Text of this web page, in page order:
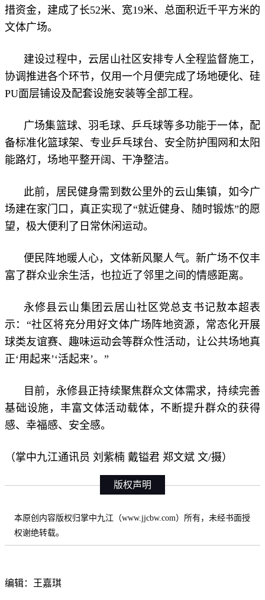
措资金，建成了长52米、宽19米、总面积近千平方米的
文体广场。
建设过程中，云居山社区安排专人全程监督施工，
协调推进各个环节，仅用一个月便完成了场地硬化、硅
PU面层铺设及配套设施安装等全部工程。
广场集篮球、羽毛球、乒乓球等多功能于一体，配
备标准化篮球架、专业乒乓球台、安全防护围网和太阳
能路灯，场地平整开阔、干净整洁。
此前，居民健身需到数公里外的云山集镇，如今广
场建在家门口，真正实现了“就近健身、随时锻炼”的愿
望，极大便利了日常休闲运动。
便民阵地暖人心，文体新风聚人气。新广场不仅丰
富了群众业余生活，也拉近了邻里之间的情感距离。
永修县云山集团云居山社区党总支书记敖本超表
示：“社区将充分用好文体广场阵地资源，常态化开展
球类友谊赛、趣味运动会等群众性活动，让公共场地真
正‘用起来’‘活起来’。”
目前，永修县正持续聚焦群众文体需求，持续完善
基础设施，丰富文体活动载体，不断提升群众的获得
感、幸福感、安全感。
（掌中九江通讯员 刘紫楠 戴镒君 郑文斌 文/摄）
版权声明
本原创内容版权归掌中九江（www.jjcbw.com）所有，未经书面授
权谢绝转载。
编辑：王嘉琪